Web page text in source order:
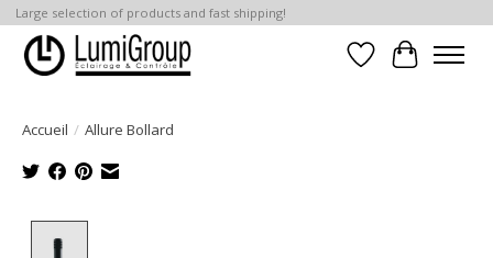
Large selection of products and fast shipping!
Liste dePanier
Accueil / Allure Bollard